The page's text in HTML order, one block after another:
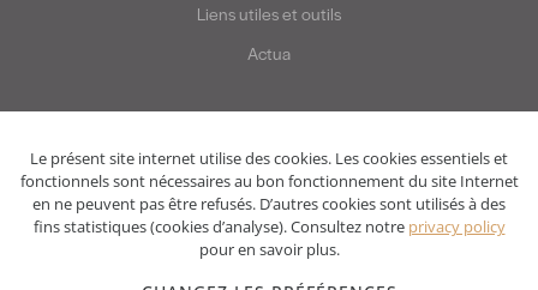
Liens utiles et outils
Actua
Privacy policy
Disclaimer
Le présent site internet utilise des cookies. Les cookies essentiels et
fonctionnels sont nécessaires au bon fonctionnement du site Internet
en ne peuvent pas être refusés. D’autres cookies sont utilisés à des
fins statistiques (cookies d’analyse). Consultez notre privacy policy
pour en savoir plus.